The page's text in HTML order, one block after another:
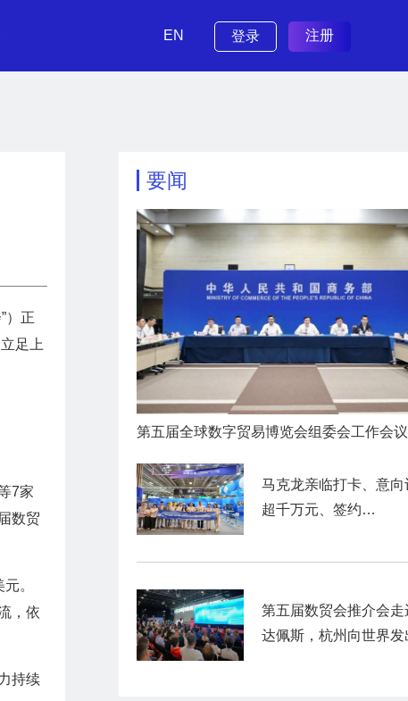
EN 登录 注册
）正
足上
7家
数贸
。
，依
持续
要闻
马克龙亲临打卡、意向
超千万元、签约
外首秀
第五届数贸会推介会走
达佩斯，杭州向世界发